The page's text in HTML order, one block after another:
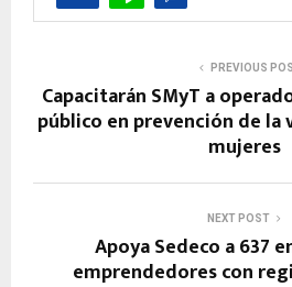
PREVIOUS
Capacitarán SMyT a
público en prevención de la
mujeres
NEXT POST
Apoya Sedeco a 637
emprendedores con